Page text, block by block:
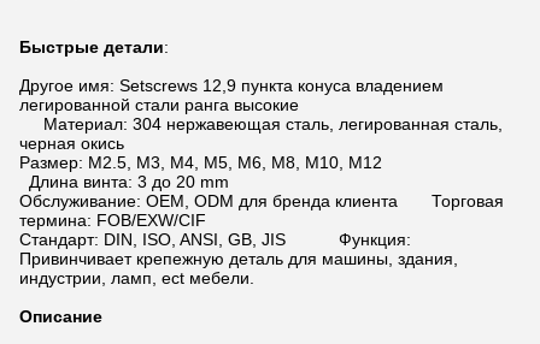
Быстрые детали:
Другое имя: Setscrews 12,9 пункта конуса владением
легированной стали ранга высокие
Материал: 304 нержавеющая сталь, легированная сталь,
черная окись
Размер: M2.5, M3, M4, M5, M6, M8, M10, M12
Длина винта: 3 до 20 mm
Обслуживание: OEM, ODM для бренда клиента Торговая
термина: FOB/EXW/CIF
Стандарт: DIN, ISO, ANSI, GB, JIS Функция:
Привинчивает крепежную деталь для машины, здания,
индустрии, ламп, ect мебели.
Описание